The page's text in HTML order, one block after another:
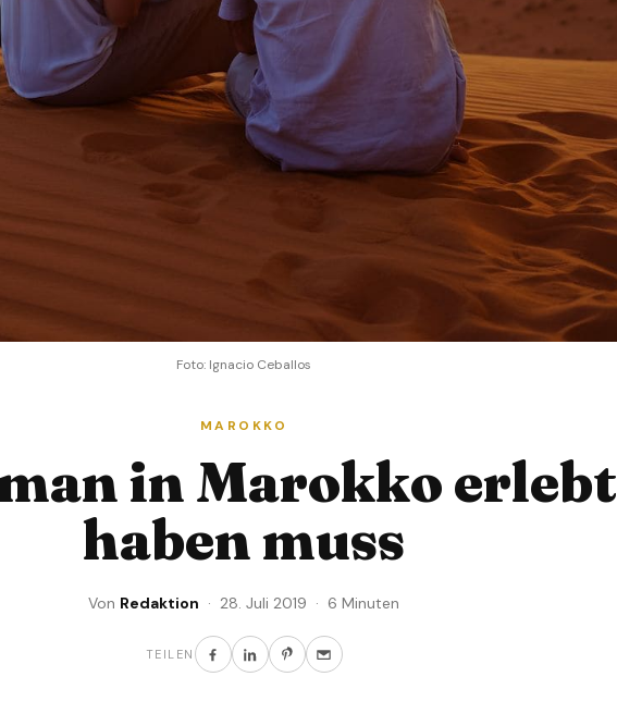
Foto: Ignacio Ceballos
MAROKKO
in Marokko erlebt
haben muss
Von Redaktion · 28. Juli 2019 · 6 Minuten
TEILEN